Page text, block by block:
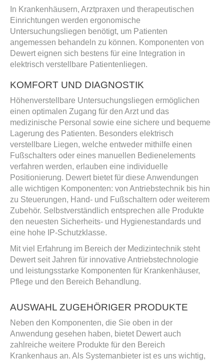
In Krankenhäusern, Arztpraxen und therapeutischen
Einrichtungen werden ergonomische
Untersuchungsliegen benötigt, um Patienten
angemessen behandeln zu können. Komponenten von
Dewert eignen sich bestens für eine Integration in
elektrisch verstellbare Patientenliegen.
KOMFORT UND DIAGNOSTIK
Höhenverstellbare Untersuchungsliegen ermöglichen
einen optimalen Zugang für den Arzt und das
medizinische Personal sowie eine sichere und bequeme
Lagerung des Patienten. Besonders elektrisch
verstellbare Liegen, welche entweder mithilfe einen
Fußschalters oder eines manuellen Bedienelements
verfahren werden, erlauben eine individuelle
Positionierung. Dewert bietet für diese Anwendungen
alle wichtigen Komponenten: von Antriebstechnik bis hin
zu Steuerungen, Hand- und Fußschaltern oder weiterem
Zubehör. Selbstverständlich entsprechen alle Produkte
den neuesten Sicherheits- und Hygienestandards und
eine hohe IP-Schutzklasse.
Mit viel Erfahrung im Bereich der Medizintechnik steht
Dewert seit Jahren für innovative Antriebstechnologie
und leistungsstarke Komponenten für Krankenhäuser,
Pflege und den Bereich Behandlung.
AUSWAHL ZUGEHÖRIGER PRODUKTE
Neben den Komponenten, die Sie oben in der
Anwendung gesehen haben, bietet Dewert auch
zahlreiche weitere Produkte für den Bereich
Krankenhaus an. Als Systemanbieter ist es uns wichtig,